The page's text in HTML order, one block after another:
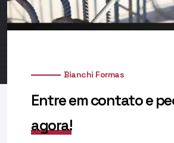
Bianchi Formas
Entre em contato e
agora!